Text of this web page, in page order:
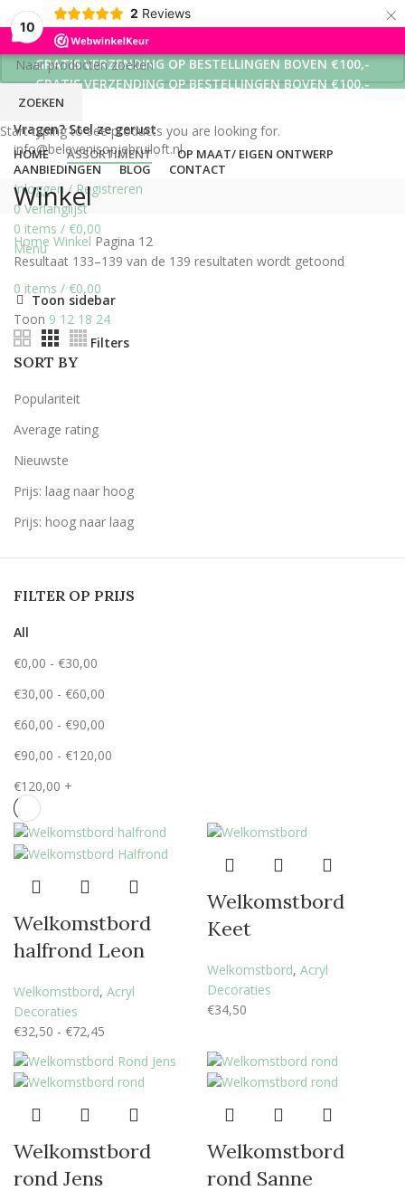
10
2 Reviews ×
GRATIS VERZENDING OP BESTELLINGEN BOVEN €100,-
GRATIS VERZENDING OP BESTELLINGEN BOVEN €100,-
GRATIS VERZENDING OP BESTELLINGEN BOVEN €100,-
Vragen? Stel ze gerust
info@belevenisopjebruiloft.nl
Inloggen / Registreren
0Verlanglijst
0 items / €0,00
Menu
0 items / €0,00
HOME ASSORTIMENT
OP MAAT/ EIGEN ONTWERP
AANBIEDINGEN
BLOG CONTACT
Winkel
Home Winkel Pagina 12
Resultaat 133–139 van de 139 resultaten wordt getoond
Toon sidebar
Toon 9 12 18 24
Filters
SORT BY
Populariteit
Average rating
Nieuwste
Prijs: laag naar hoog
Prijs: hoog naar laag
FILTER OP PRIJS
All
€0,00 - €30,00
€30,00 - €60,00
€60,00 - €90,00
€90,00 - €120,00
€120,00 +
Welkomstbord
halfrond Leon
Welkomstbord, Acryl
Decoraties
€32,50 - €72,45
Welkomstbord
Keet
Welkomstbord, Acryl
Decoraties
€34,50
Welkomstbord
rond Jens
Welkomstbord
rond Sanne
ZOEKEN
Start typing to see products you are looking for.